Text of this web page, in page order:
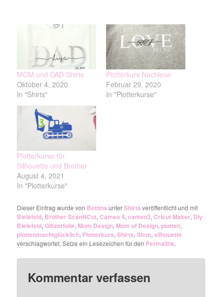
MOM und DAD Shirts
Oktober 4, 2020
In "Shirts"
Plotterkurs Nachlese
Februar 29, 2020
In "Plotterkurse"
Plotterkurse für
Silhouette und Brother
August 4, 2021
In "Plotterkurse"
Dieser Eintrag wurde von Bettina unterShirts veröffentlicht und mit
Bielefeld, Brother ScanNCut,Cameo 4,cameo3,Cricut Maker, Diy
Bielefeld,Glitzerfolie, Mom Design, Mom of Design,plotten,
plottenmachtglücklich, Plotterkurs,Shirts,Sicm,silhouette
verschlagwortet. Setze ein Lesezeichen für den Permalink.
Kommentar verfassen